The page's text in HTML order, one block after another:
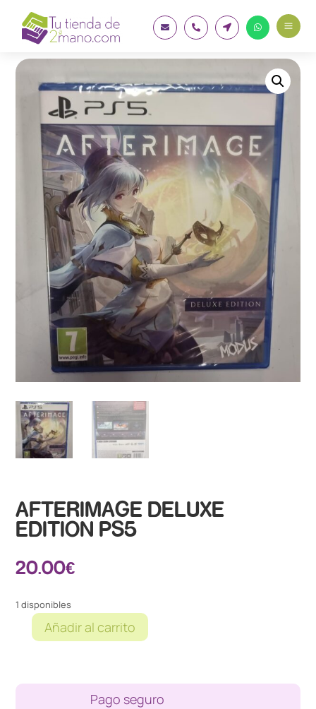
    a
AFTERIMAGE DELUXE
EDITION PS5
20.00€
1 disponibles
AFTERIMAGE
PS5
Añadir al carrito
Pago seguro